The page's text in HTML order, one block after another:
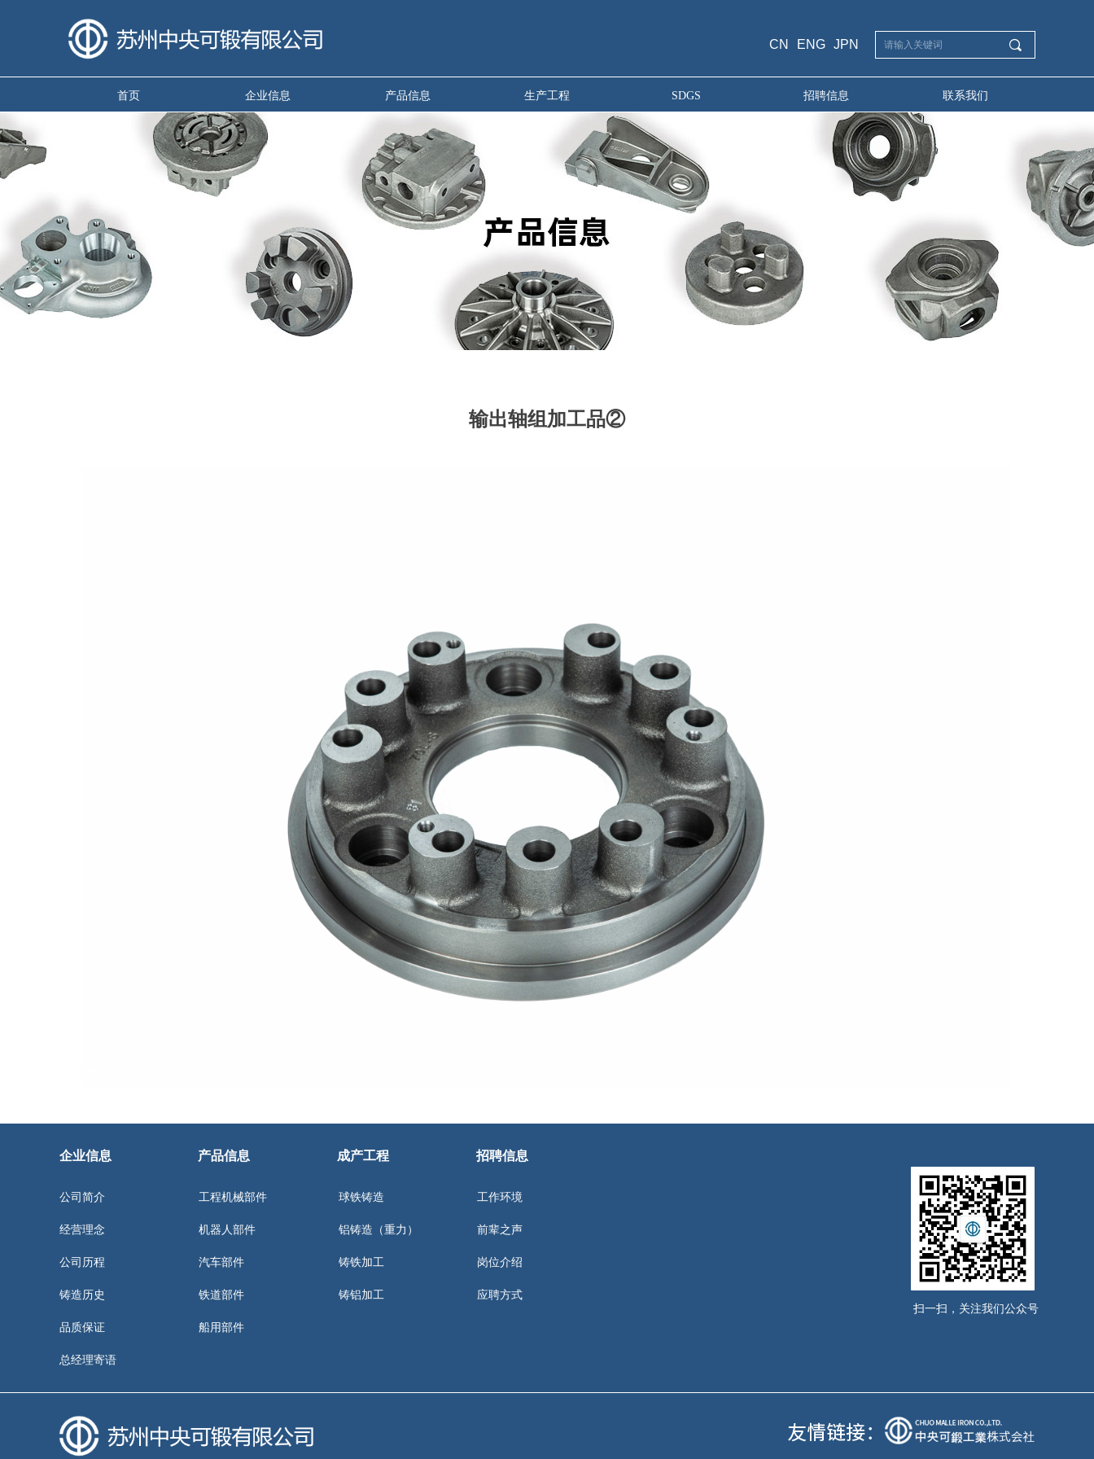
끠
首页 企业信息 产品信息 生产工程 SDGS 招聘信息 联系我们
CN ENG JPN
输出轴组加工品②
企业信息 产品信息 成产工程 招聘信息
公司简介
经营理念
公司历程
铸造历史
品质保证
总经理寄语
工程机械部件
机器人部件
汽车部件
铁道部件
船用部件
球铁铸造
铝铸造（重力）
铸铁加工
铸铝加工
工作环境
前辈之声
岗位介绍
应聘方式
扫一扫，关注我们公众号